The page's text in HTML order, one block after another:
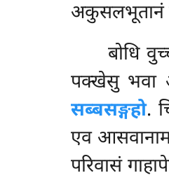
अकुसलभूतानं
बोधि
पक्खेसु भवा
सब्बसङ्गहो.
एव आसवानाम
परिवासं